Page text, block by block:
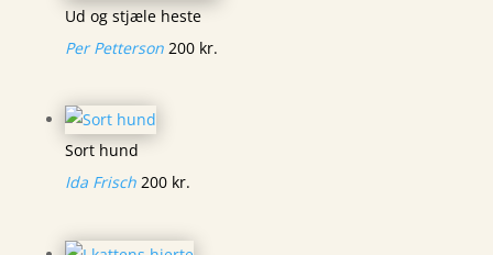
Ud og stjæle heste
Per Petterson 200 kr.
Sort hund
Ida Frisch 200 kr.